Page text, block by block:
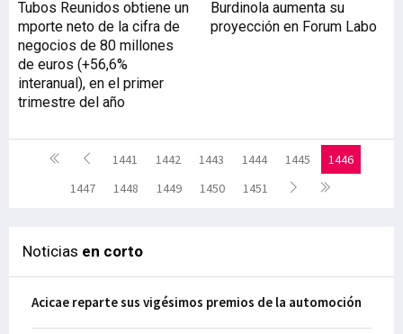
Tubos Reunidos obtiene un
mporte neto de la cifra de
negocios de 80 millones
de euros (+56,6%
interanual), en el primer
trimestre del año
Burdinola aumenta su
proyección en Forum Labo
1441 1442 1443 1444 1445
1446
1447
1448 1449 1450 1451
Noticias en corto
Acicae reparte sus vigésimos premios de la automoción